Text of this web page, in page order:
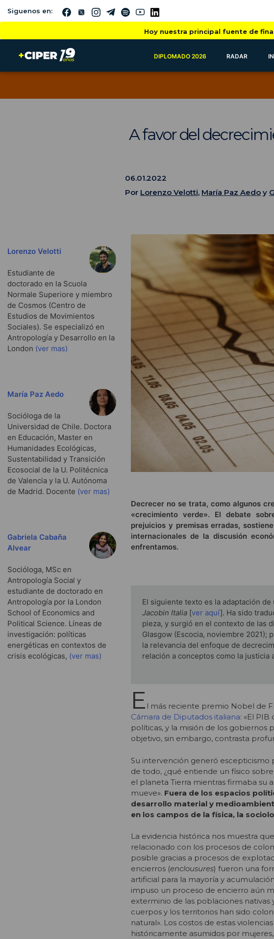
Siguenos en:
Hoy nuestra principal fuente de
DIPLOMADO 2026 RADAR
A favor del
06.01.2022
Por Lorenzo Velotti, María Paz Aedo y
Lorenzo Velotti
Estudiante de
doctorado en la Scuola
Normale Superiore y miembro
de Cosmos (Centro de
Estudios de Movimientos
Sociales). Se especializó en
Antropología y Desarrollo en la
London (ver mas)
María Paz Aedo
Socióloga de la
Universidad de Chile. Doctora
en Educación, Master en
Humanidades Ecológicas,
Sustentabilidad y Transición
Ecosocial de la U. Politécnica
de Valencia y la U. Autónoma
de Madrid. Docente (ver mas)
Gabriela Cabaña
Alvear
Socióloga, MSc en
Antropología Social y
estudiante de doctorado en
Antropología por la London
School of Economics and
Political Science. Líneas de
investigación: políticas
energéticas en contextos de
crisis ecológicas, (ver mas)
Decrecer no se trata, como algunos
«crecimiento verde». El debate
prejuicios y premisas erradas,
internacionales de la discusión
enfrentamos.
El siguiente texto es la adaptación
Jacobin Italia [ver aquí]. Ha sido
pieza, y surgió en el contexto de las
Glasgow (Escocia, noviembre 2021);
la relevancia del enfoque de
relación a conceptos como la
E l más reciente premio Nobel de
Cámara de Diputados italiana: «El PIB
políticas, y la misión de los
objetivo, sin embargo, contrasta
Su intervención generó escepticismo
de todo, ¿qué entiende un físico
el planeta Tierra mientras firmaba su
mueve». Fuera de los espacios
desarrollo material y
en los campos de la física, la
La evidencia histórica nos muestra
relacionado con los procesos de
posible gracias a procesos de
encierros (enclousures) fueron una
artificial para la mayoría y
impuso un proceso de encierro aún
exterminio de las poblaciones nativas
cuerpos y los territorios han sido
natural». Los costos de estas
históricamente asumidos por